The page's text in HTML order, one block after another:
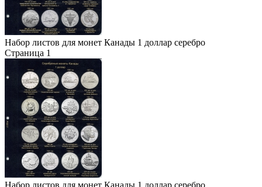
Набор листов для монет Канады 1 доллар серебро
Страница 1
Набор листов для монет Канады 1 доллар серебро